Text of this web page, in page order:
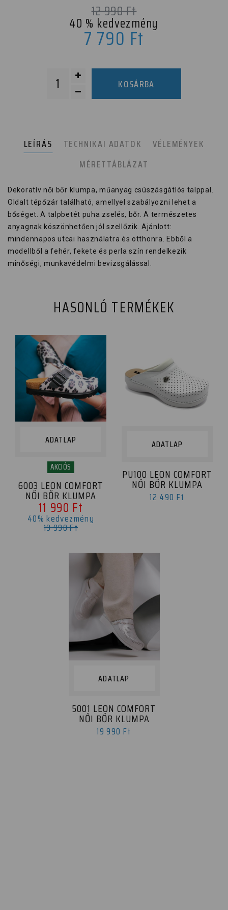
12 990Ft
40 % kedvezmény
7 790 Ft
KOSÁRBA
LEÍRÁS TECHNIKAI ADATOK
VÉLEMÉNYEK
MÉRETTÁBLÁZAT
Dekoratív női bőr klumpa, műanyag csúszásgátlós talppal.
Oldalt tépőzár található, amellyel szabályozni lehet a
bőséget. A talpbetét puha zselés, bőr. A természetes
anyagnak köszönhetően jól szellőzik. Ajánlott:
mindennapos utcai használatra és otthonra. Ebből a
modellből a fehér, fekete és perla szín rendelkezik
minőségi, munkavédelmi bevizsgálással.
HASONLÓ TERMÉKEK
ADATLAP
AKCIÓS
6003 LEON COMFORT
NŐI BŐR KLUMPA
11 990 Ft
40% kedvezmény
19 990 Ft
ADATLAP
PU100 LEON COMFORT
NŐI BŐR KLUMPA
12 490 Ft
ADATLAP
5001 LEON COMFORT
NŐI BŐR KLUMPA
19 990 Ft